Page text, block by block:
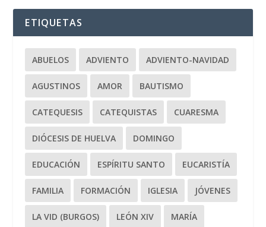
ETIQUETAS
ABUELOS ADVIENTO ADVIENTO-NAVIDAD
AGUSTINOS AMOR BAUTISMO
CATEQUESIS CATEQUISTAS CUARESMA
DIÓCESIS DE HUELVA DOMINGO
EDUCACIÓN ESPÍRITU SANTO EUCARISTÍA
FAMILIA FORMACIÓN IGLESIA JÓVENES
LA VID (BURGOS) LEÓN XIV MARÍA